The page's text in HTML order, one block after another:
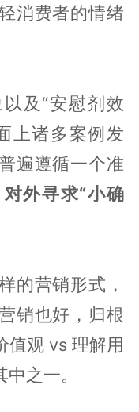
消费者的情绪
及“安慰剂效
上诸多案例发
遍遵循一个准
外寻求“小确
的营销形式，
销也好，归根
值观 vs 理解用
之一。